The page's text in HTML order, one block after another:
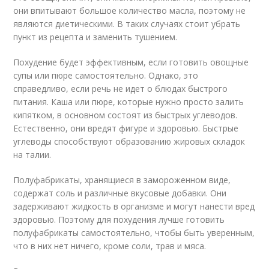
они впитывают большое количество масла, поэтому не
являются диетическими. В таких случаях стоит убрать
пункт из рецепта и заменить тушением.
Похудение будет эффективным, если готовить овощные
супы или пюре самостоятельно. Однако, это
справедливо, если речь не идет о блюдах быстрого
питания. Каша или пюре, которые нужно просто залить
кипятком, в основном состоят из быстрых углеводов.
Естественно, они вредят фигуре и здоровью. Быстрые
углеводы способствуют образованию жировых складок
на талии.
Полуфабрикаты, хранящиеся в замороженном виде,
содержат соль и различные вкусовые добавки. Они
задерживают жидкость в организме и могут нанести вред
здоровью. Поэтому для похудения лучше готовить
полуфабрикаты самостоятельно, чтобы быть уверенным,
что в них нет ничего, кроме соли, трав и мяса.